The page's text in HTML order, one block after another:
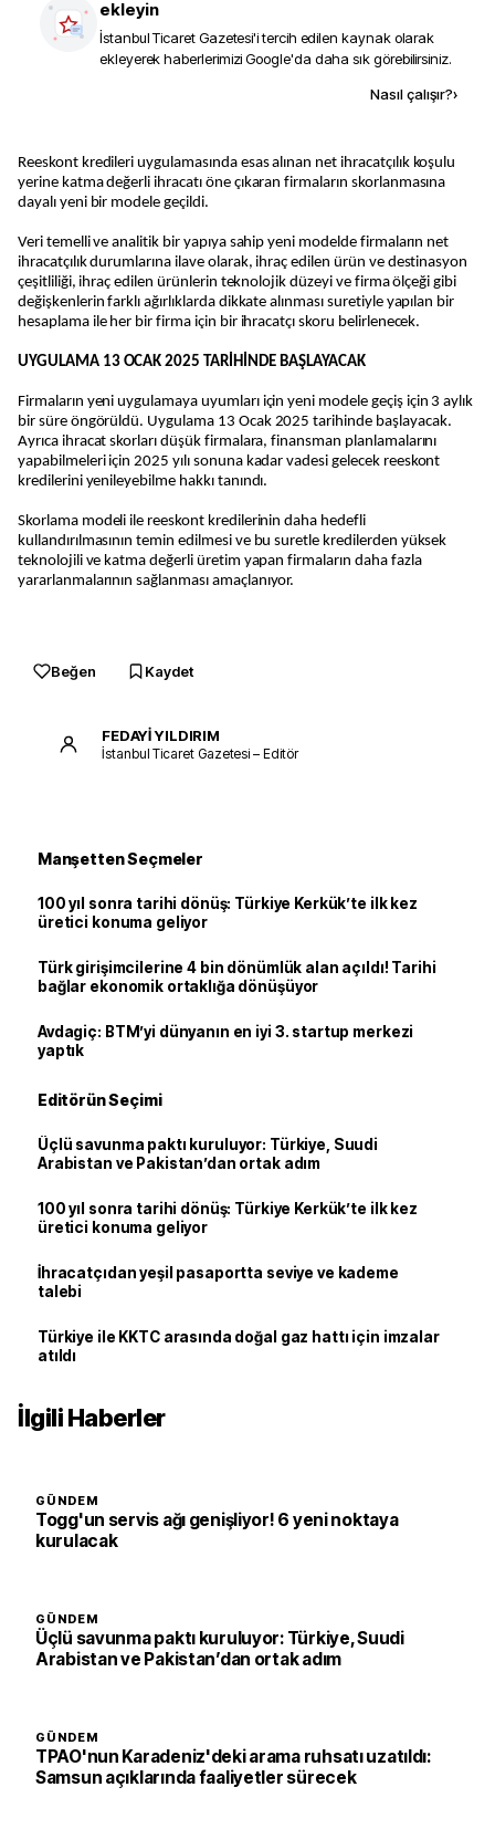
ekleyin
İstanbul Ticaret Gazetesi'i tercih edilen kaynak olarak
ekleyerek haberlerimizi Google'da daha sık görebilirsiniz.
Nasıl çalışır?›
Reeskont kredileri uygulamasında esas alınan net ihracatçılık koşulu
yerine katma değerli ihracatı öne çıkaran firmaların skorlanmasına
dayalı yeni bir modele geçildi.
Veri temelli ve analitik bir yapıya sahip yeni modelde firmaların net
ihracatçılık durumlarına ilave olarak, ihraç edilen ürün ve destinasyon
çeşitliliği, ihraç edilen ürünlerin teknolojik düzeyi ve firma ölçeği gibi
değişkenlerin farklı ağırlıklarda dikkate alınması suretiyle yapılan bir
hesaplama ile her bir firma için bir ihracatçı skoru belirlenecek.
UYGULAMA 13 OCAK 2025 TARİHİNDE BAŞLAYACAK
Firmaların yeni uygulamaya uyumları için yeni modele geçiş için 3 aylık
bir süre öngörüldü. Uygulama 13 Ocak 2025 tarihinde başlayacak.
Ayrıca ihracat skorları düşük firmalara, finansman planlamalarını
yapabilmeleri için 2025 yılı sonuna kadar vadesi gelecek reeskont
kredilerini yenileyebilme hakkı tanındı.
Skorlama modeli ile reeskont kredilerinin daha hedefli
kullandırılmasının temin edilmesi ve bu suretle kredilerden yüksek
teknolojili ve katma değerli üretim yapan firmaların daha fazla
yararlanmalarının sağlanması amaçlanıyor.
Beğen Kaydet
FEDAYİ YILDIRIM
İstanbul Ticaret Gazetesi – Editör
Manşetten Seçmeler
100 yıl sonra tarihi dönüş: Türkiye Kerkük’te ilk kez
üretici konuma geliyor
Türk girişimcilerine 4 bin dönümlük alan açıldı! Tarihi
bağlar ekonomik ortaklığa dönüşüyor
Avdagiç: BTM’yi dünyanın en iyi 3. startup merkezi
yaptık
Editörün Seçimi
Üçlü savunma paktı kuruluyor: Türkiye, Suudi
Arabistan ve Pakistan’dan ortak adım
100 yıl sonra tarihi dönüş: Türkiye Kerkük’te ilk kez
üretici konuma geliyor
İhracatçıdan yeşil pasaportta seviye ve kademe
talebi
Türkiye ile KKTC arasında doğal gaz hattı için imzalar
atıldı
İlgili Haberler
GÜNDEM
Togg'un servis ağı genişliyor! 6 yeni noktaya
kurulacak
GÜNDEM
Üçlü savunma paktı kuruluyor: Türkiye, Suudi
Arabistan ve Pakistan’dan ortak adım
GÜNDEM
TPAO'nun Karadeniz'deki arama ruhsatı uzatıldı:
Samsun açıklarında faaliyetler sürecek